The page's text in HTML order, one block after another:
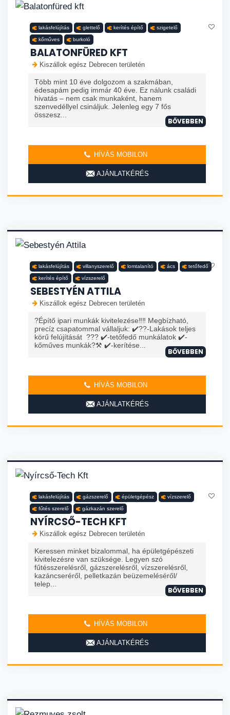
lakásfelújítás glettelő kerítés építő szigetelő
kőműves burkoló
BALATONFÜRED KFT
Kiszállok egész Debrecen területén
Több mint 10 éve dolgozom a szakmában,
édesapám pedig immár 40 éve. Ez nálunk családi
hivatás – nem csak munkaként, hanem
szenvedéllyel csináljuk. Jelenleg egy 7 fős
összesz...
BŐVEBBEN
HÍVÁS MOBILON
AJÁNLATKÉRÉS
lakásfelújítás villanyszerelő lomtalanító ács tetőfedő
kerítés építő vízszerelő
SEBESTYÉN ATTILA
Kiszállok egész Debrecen területén
?Építő ipari munkák kivitelezése‼️‼️ Megbízható,
precíz csapatommal vállaljuk: ✔️?️?️-Lakások teljes
körű felújítását ??? ✔️-tetőfedő munkálatok ✔️-
kőműves munkák?⚒️ ✔️-kerítése...
BŐVEBBEN
HÍVÁS MOBILON
AJÁNLATKÉRÉS
lakásfelújítás gázszerelő épületgépész vízszerelő
fűtés szerelő gázkazán szerelő
NYÍRCSŐ-TECH KFT
Kiszállok egész Debrecen területén
Keressen minket bizalommal, ha épületgépészeti
kivitelezésre van szüksége. Legyen szó
fűtésszerelésről, gázszerelésről, vízszerelésről,
kazáncseréről, pelletkazán beüzemeléséről/
telep...
BŐVEBBEN
HÍVÁS MOBILON
AJÁNLATKÉRÉS